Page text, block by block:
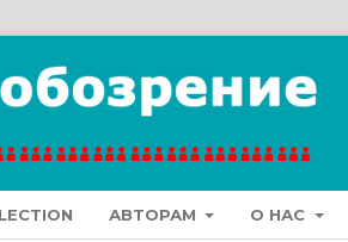
АВТОРАМ О НАС